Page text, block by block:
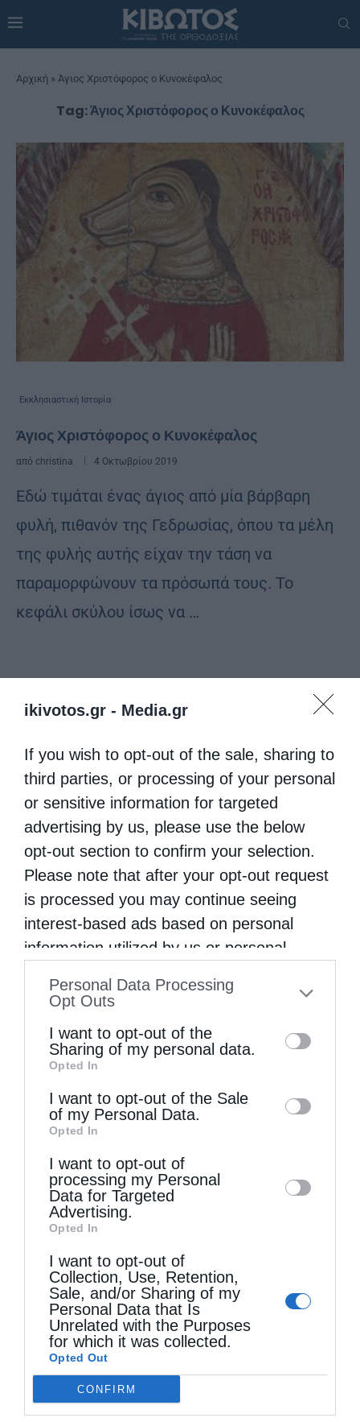
ikivotos.gr - Media.gr
If you wish to opt-out of the sale, sharing to
third parties, or processing of your personal
or sensitive information for targeted
advertising by us, please use the below
opt-out section to confirm your selection.
Please note that after your opt-out request
is processed you may continue seeing
interest-based ads based on personal
information utilized by us or personal
to your opt-out. You may separately opt-out
information by third parties on the IAB’s list
of downstream participants. This
information may also be disclosed by us to
third parties on theIAB’s List of
Downstream Participants
disclose it to other third parties.
Personal Data Processing
Opt Outs
I want to opt-out of the
Sharing of my personal data.
Opted In
I want to opt-out of the Sale
of my Personal Data.
Opted In
I want to opt-out of
processing my Personal
Data for Targeted
Advertising.
Opted In
I want to opt-out of
Collection, Use, Retention,
Sale, and/or Sharing of my
Personal Data that Is
Unrelated with the Purposes
for which it was collected.
Opted Out
CONFIRM
Αρχική » Άγιος Χριστόφορος ο Κυνοκέφαλος
Tag:Άγιος Χριστόφορος ο Κυνοκέφαλος
Εκκλησιαστική Ιστορία
Άγιος Χριστόφορος ο Κυνοκέφαλος
από christina 4 Οκτωβρίου 2019
Εδώ τιμάται ένας άγιος από μία βάρβαρη
φυλή, πιθανόν της Γεδρωσίας, όπου τα μέλη
της φυλής αυτής είχαν την τάση να
παραμορφώνουν τα πρόσωπά τους. Το
κεφάλι σκύλου ίσως να …
Αυστραλίας Μακάριος: «Ο Χριστός έδειξε τη
λαμπρότητα της θεϊκής του δόξης»
Μη χάσετε σήμερα, την “Κιβωτό της Ορθοδοξίας”,
σε όλα τα περίπτερα
Ιερά Παράκληση προς την Υπεραγία Θεοτόκο στα
Φαβριανά Μονοφατσίου